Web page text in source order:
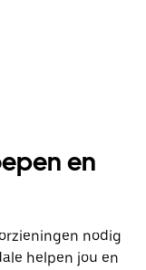
en
nodig
helpen jou en